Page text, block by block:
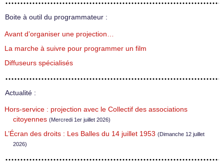
Boite à outil du programmateur :
Avant d’organiser une projection…
La marche à suivre pour programmer un film
Diffuseurs spécialisés
Actualité :
Hors-service : projection avec le Collectif des associations
citoyennes (Mercredi 1er juillet 2026)
L’Écran des droits : Les Balles du 14 juillet 1953 (Dimanche 12 juillet
2026)